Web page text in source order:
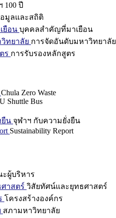
100 ปี
มูลและสถิติ
ยือน บุคคลสำคัญที่มาเยือน
ทยาลัย การจัดอันดับมหาวิทยาลัย
ร การรับรองหลักสูตร
Chula Zero Waste
Shuttle Bus
ยืน จุฬาฯ กับความยั่งยืน
Sustainability Report
ผู้บริหาร
าสตร์ วิสัยทัศน์และยุทธศาสตร์
โครงสร้างองค์กร
สภามหาวิทยาลัย